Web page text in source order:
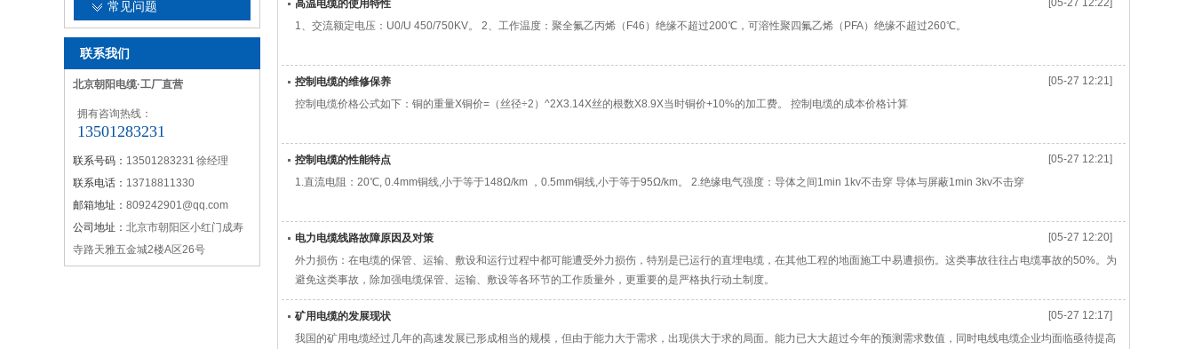
常见问题
联系我们
北京朝阳电缆·工厂直营
拥有咨询热线：
13501283231
联系号码： 13501283231 徐经理
联系电话： 13718811330
邮箱地址： 809242901@qq.com
公司地址： 北京市朝阳区小红门成寿
寺路天雅五金城2楼A区26号
高温电缆的使用特性
[05-27 12:22]
1、交流额定电压：U0/U 450/750KV。 2、工作温度：聚全氟乙丙烯（F46）绝缘不超过200℃，可溶性聚四氟乙烯（PFA）绝缘不超过260℃。
控制电缆的维修保养
[05-27 12:21]
控制电缆价格公式如下：铜的重量X铜价=（丝径÷2）^2X3.14X丝的根数X8.9X当时铜价+10%的加工费。 控制电缆的成本价格计算
控制电缆的性能特点
[05-27 12:21]
1.直流电阻：20℃, 0.4mm铜线,小于等于148Ω/km ，0.5mm铜线,小于等于95Ω/km。 2.绝缘电气强度：导体之间1min 1kv不击穿 导体与屏蔽1min 3kv不击穿
电力电缆线路故障原因及对策
[05-27 12:20]
外力损伤：在电缆的保管、运输、敷设和运行过程中都可能遭受外力损伤，特别是已运行的直埋电缆，在其他工程的地面施工中易遭损伤。这类事故往往占电缆事故的50%。为
避免这类事故，除加强电缆保管、运输、敷设等各环节的工作质量外，更重要的是严格执行动土制度。
矿用电缆的发展现状
[05-27 12:17]
我国的矿用电缆经过几年的高速发展已形成相当的规模，但由于能力大于需求，出现供大于求的局面。能力已大大超过今年的预测需求数值，同时电线电缆企业均面临亟待提高